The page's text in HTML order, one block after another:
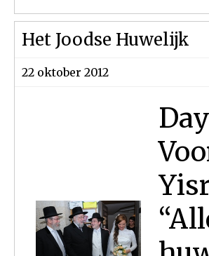
Het Joodse Huwelijk
22 oktober 2012